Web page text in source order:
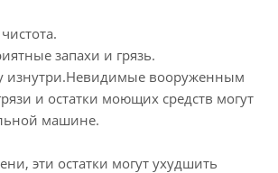
запахи и грязь.
изнутри.Невидимые вооруженным
и остатки моющих средств могут
машине.
эти остатки могут ухудшить